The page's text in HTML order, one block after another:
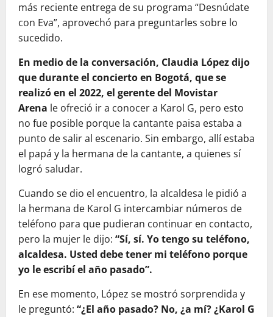
más reciente entrega de su programa “Desnúdate
con Eva”, aprovechó para preguntarles sobre lo
sucedido.
En medio de la conversación, Claudia López dijo
que durante el concierto en Bogotá, que se
realizó en el 2022, el gerente del Movistar
Arena le ofreció ir a conocer a Karol G, pero esto
no fue posible porque la cantante paisa estaba a
punto de salir al escenario. Sin embargo, allí estaba
el papá y la hermana de la cantante, a quienes sí
logró saludar.
Cuando se dio el encuentro, la alcaldesa le pidió a
la hermana de Karol G intercambiar números de
teléfono para que pudieran continuar en contacto,
pero la mujer le dijo: “Sí, sí. Yo tengo su teléfono,
alcaldesa. Usted debe tener mi teléfono porque
yo le escribí el año pasado”.
En ese momento, López se mostró sorprendida y
le preguntó: “¿El año pasado? No, ¿a mí? ¿Karol G